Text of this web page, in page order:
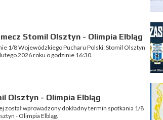
Stomil Olsztyn - Olimpia Elbląg
1/8 Wojewódzkiego Pucharu Polski: Stomil Olsztyn
2026 roku o godzinie 16:30.
Olsztyn - Olimpia Elbląg
został wprowadzony dokładny termin spotkania 1/8
- Olimpia Elbląg.